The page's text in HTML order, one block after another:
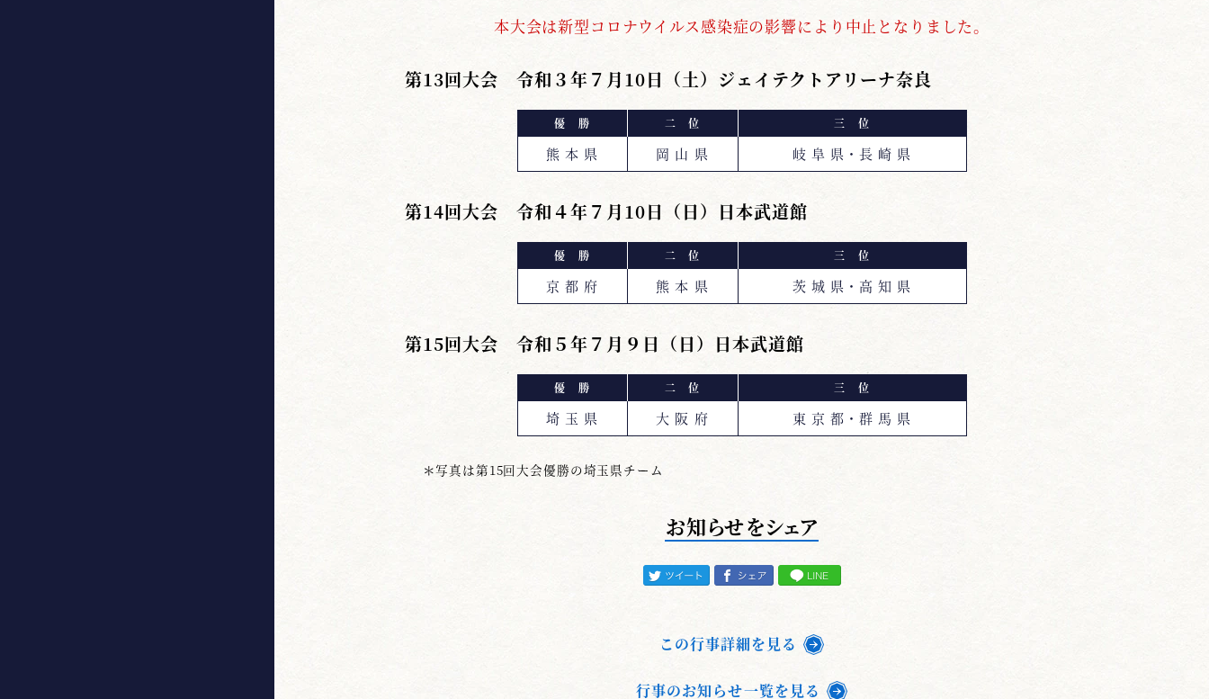
本大会は新型コロナウイルス感染症の影響により中止となりました。
第13回大会 令和３年７月10日（土）ジェイテクトアリーナ奈良
優 勝 二 位 三 位
熊 本 県 岡 山 県 岐 阜 県・長 崎 県
第14回大会 令和４年７月10日（日）日本武道館
優 勝 二 位 三 位
京 都 府 熊 本 県 茨 城 県・高 知 県
第15回大会 令和５年７月９日（日）日本武道館
優 勝 二 位 三 位
埼 玉 県 大 阪 府 東 京 都・群 馬 県
＊写真は第15回大会優勝の埼玉県チーム
お知らせをシェア
この行事詳細を見る
行事のお知らせ一覧を見る